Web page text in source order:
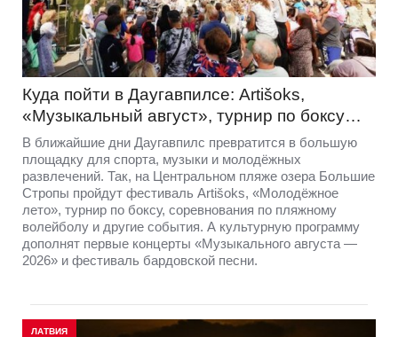
Куда пойти в Даугавпилсе: Artišoks,
«Музыкальный август», турнир по боксу…
В ближайшие дни Даугавпилс превратится в большую
площадку для спорта, музыки и молодёжных
развлечений. Так, на Центральном пляже озера Большие
Стропы пройдут фестиваль Artišoks, «Молодёжное
лето», турнир по боксу, соревнования по пляжному
волейболу и другие события. А культурную программу
дополнят первые концерты «Музыкального августа —
2026» и фестиваль бардовской песни.
ЛАТВИЯ